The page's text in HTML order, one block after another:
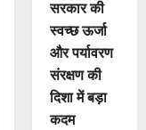
सरकार की
स्वच्छ ऊर्जा
और पर्यावरण
संरक्षण की
दिशा में बड़ा
कदम